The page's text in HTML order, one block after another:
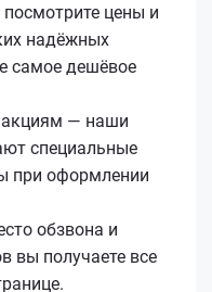
цены и
надёжных
самое дешёвое
— наши
специальные
при оформлении
обзвона и
вы получаете все